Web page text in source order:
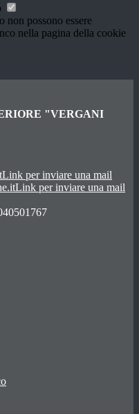
non possono essere
nella pagina della cookie
"VERGANI
Link per inviare una mail
Link per inviare una mail